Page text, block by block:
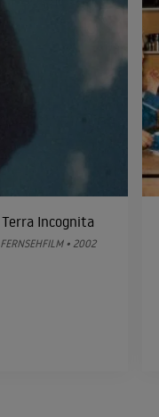
Terra Incognita
FERNSEHFILM • 2002